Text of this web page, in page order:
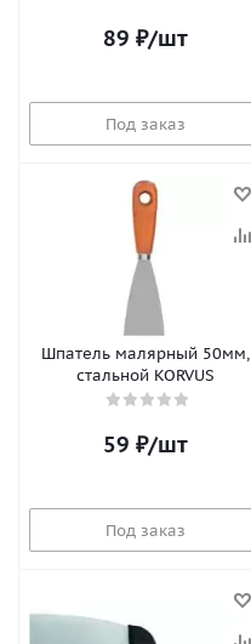
89 ₽/шт
Под заказ
Шпатель малярный 50мм,
стальной KORVUS
59 ₽/шт
Под заказ